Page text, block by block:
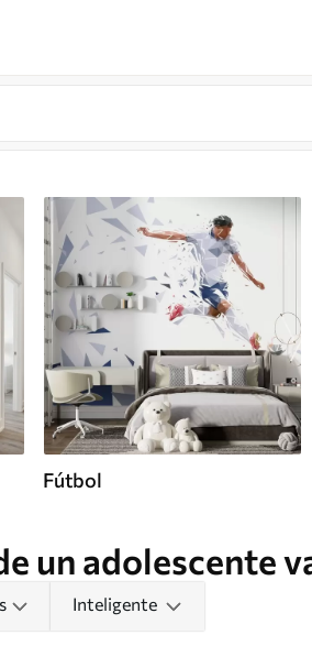
Fútbol
un adolescente
Inteligente